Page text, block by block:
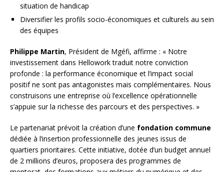
situation de handicap
Diversifier les profils socio-économiques et culturels au sein
des équipes
Philippe Martin, Président de Mgéfi, affirme : « Notre
investissement dans Hellowork traduit notre conviction
profonde : la performance économique et l’impact social
positif ne sont pas antagonistes mais complémentaires. Nous
construisons une entreprise où l’excellence opérationnelle
s’appuie sur la richesse des parcours et des perspectives. »
Le partenariat prévoit la création d’une fondation commune
dédiée à l’insertion professionnelle des jeunes issus de
quartiers prioritaires. Cette initiative, dotée d’un budget annuel
de 2 millions d’euros, proposera des programmes de